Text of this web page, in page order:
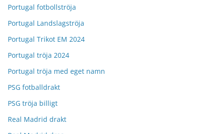
Portugal fotbollströja
Portugal Landslagströja
Portugal Trikot EM 2024
Portugal tröja 2024
Portugal tröja med eget namn
PSG fotballdrakt
PSG tröja billigt
Real Madrid drakt